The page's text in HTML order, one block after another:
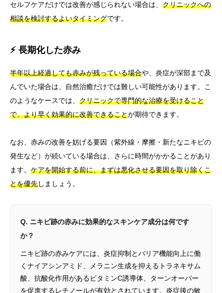
セルフケアだけでは改善が感じられない場合は、 クリニックへの
相談を検討するよいタイミングです。
⚡ 長期化した赤み
半年以上経過しても赤みが残っている場合や、炎症が深部まで及
んでいた場合は、自然治癒だけでは難しい可能性があります。こ
のようなケースでは、 クリニックで専門的な治療を受けること
で、より早く効果的に改善できることが期待できます。
なお、赤みの改善を妨げる要因（紫外線・摩擦・新たなニキビの
発生など）が続いている場合は、さらに時間がかかることがあり
ます。 ケアを開始する前に、まずは悪化させる要因を取り除くこ
とを優先しましょう。
Q. ニキビ跡の赤みに効果的なスキンケア成分は何です
か？
ニキビ跡の赤みケアには、炎症抑制とバリア機能向上に働
くナイアシンアミド、メラニン生成を抑えるトラネキサム
酸、抗酸化作用があるビタミンC誘導体、ターンオーバー
を促進するレチノールが有効とされています。炎症後の敏